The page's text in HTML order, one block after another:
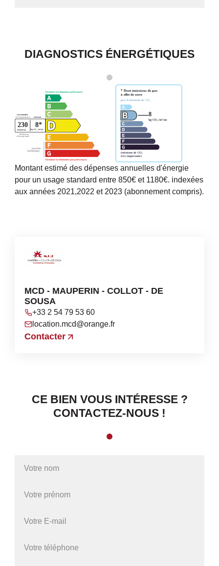
DIAGNOSTICS ÉNERGÉTIQUES
Montant estimé des dépenses annuelles d'énergie
pour un usage standard entre 850€ et 1180€. indexées
aux années 2021,2022 et 2023 (abonnement compris).
MCD - MAUPERIN - COLLOT - DE
SOUSA
+33 2 54 79 53 60
location.mcd@orange.fr
Contacter
CE BIEN VOUS INTÉRESSE ?
CONTACTEZ-NOUS !